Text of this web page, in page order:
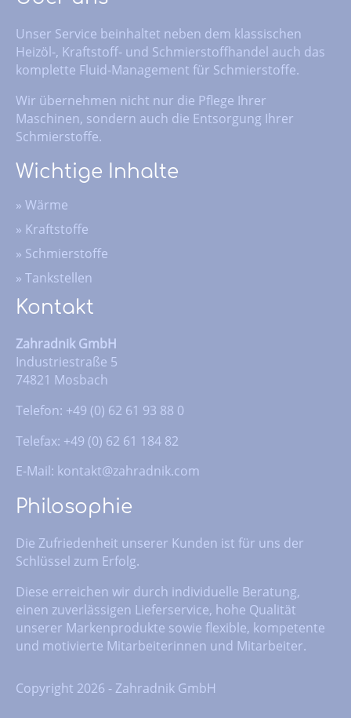
Unser Service beinhaltet neben dem klassischen
Heizöl-, Kraftstoff- und Schmierstoffhandel auch das
komplette Fluid-Management für Schmierstoffe.
Wir übernehmen nicht nur die Pflege Ihrer
Maschinen, sondern auch die Entsorgung Ihrer
Schmierstoffe.
Wichtige Inhalte
» Wärme
» Kraftstoffe
» Schmierstoffe
» Tankstellen
Kontakt
Zahradnik GmbH
Industriestraße 5
74821 Mosbach
Telefon: +49 (0) 62 61 93 88 0
Telefax: +49 (0) 62 61 184 82
E-Mail: kontakt@zahradnik.com
Philosophie
Die Zufriedenheit unserer Kunden ist für uns der
Schlüssel zum Erfolg.
Diese erreichen wir durch individuelle Beratung,
einen zuverlässigen Lieferservice, hohe Qualität
unserer Markenprodukte sowie flexible, kompetente
und motivierte Mitarbeiterinnen und Mitarbeiter.
Copyright 2026 - Zahradnik GmbH